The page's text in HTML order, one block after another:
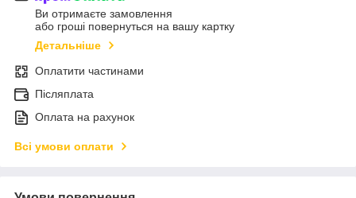
Ви отримаєте замовлення
або гроші повернуться на вашу картку
Детальніше
Оплатити частинами
Післяплата
Оплата на рахунок
Всі умови оплати